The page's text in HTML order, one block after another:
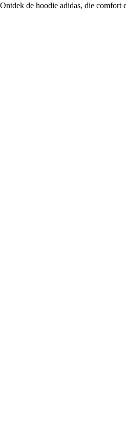
Ontdek de hoodie adidas, die comfort